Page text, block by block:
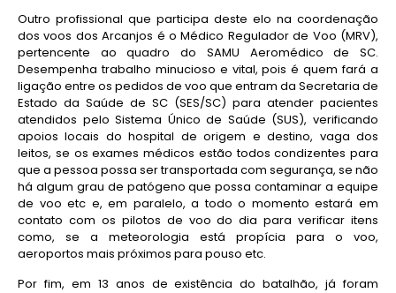
Outro profissional que participa deste elo na coordenação
dos voos dos Arcanjos é o Médico Regulador de Voo (MRV),
pertencente ao quadro do SAMU Aeromédico de SC.
Desempenha trabalho minucioso e vital, pois é quem fará a
ligação entre os pedidos de voo que entram da Secretaria de
Estado da Saúde de SC (SES/SC) para atender pacientes
atendidos pelo Sistema Único de Saúde (SUS), verificando
apoios locais do hospital de origem e destino, vaga dos
leitos, se os exames médicos estão todos condizentes para
que a pessoa possa ser transportada com segurança, se não
há algum grau de patógeno que possa contaminar a equipe
de voo etc e, em paralelo, a todo o momento estará em
contato com os pilotos de voo do dia para verificar itens
como, se a meteorologia está propícia para o voo,
aeroportos mais próximos para pouso etc.
Por fim, em 13 anos de existência do batalhão, já foram